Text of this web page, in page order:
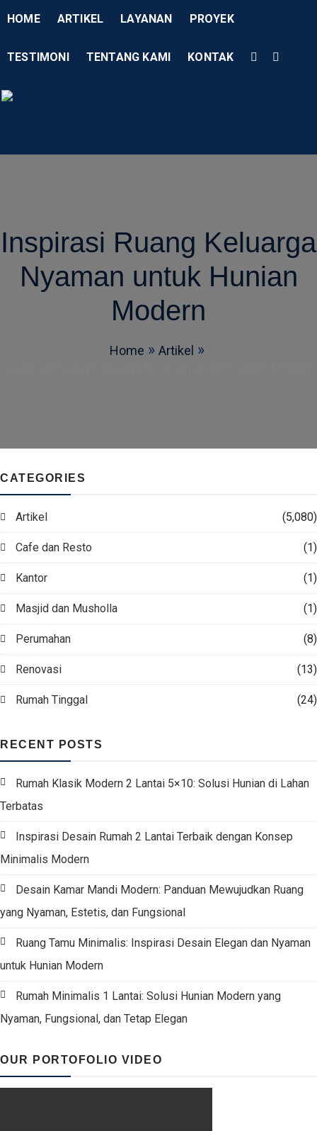
HOME ARTIKEL LAYANAN PROYEK
TESTIMONI TENTANG KAMI KONTAK
Inspirasi Ruang Keluarga
Nyaman untuk Hunian
Modern
Home
Artikel
CATEGORIES
Artikel (5,080)
Cafe dan Resto (1)
Kantor (1)
Masjid dan Musholla (1)
Perumahan (8)
Renovasi (13)
Rumah Tinggal (24)
RECENT POSTS
Rumah Klasik Modern 2 Lantai 5×10: Solusi Hunian di Lahan
Terbatas
Inspirasi Desain Rumah 2 Lantai Terbaik dengan Konsep
Minimalis Modern
Desain Kamar Mandi Modern: Panduan Mewujudkan Ruang
yang Nyaman, Estetis, dan Fungsional
Ruang Tamu Minimalis: Inspirasi Desain Elegan dan Nyaman
untuk Hunian Modern
Rumah Minimalis 1 Lantai: Solusi Hunian Modern yang
Nyaman, Fungsional, dan Tetap Elegan
OUR PORTOFOLIO VIDEO